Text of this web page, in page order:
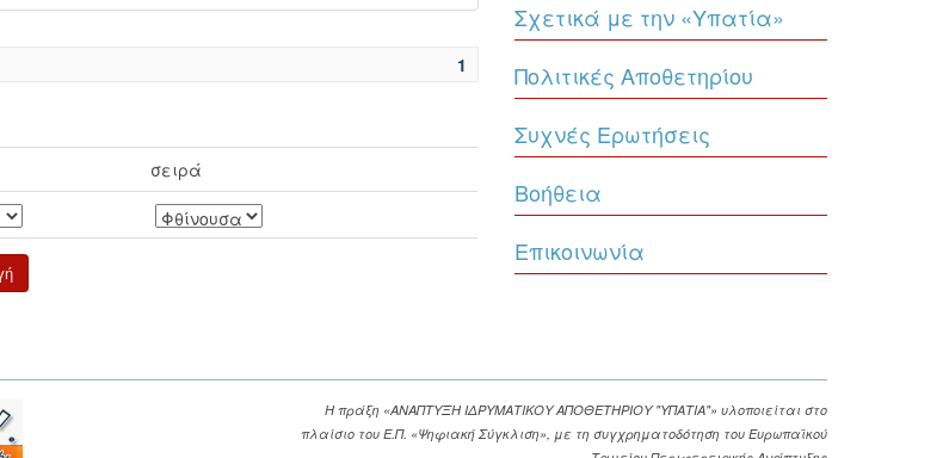
1
σειρά
Σχετικά με την «Υπατία»
Πολιτικές Αποθετηρίου
Συχνές Ερωτήσεις
Βοήθεια
Επικοινωνία
Η πράξη «ΑΝΑΠΤΥΞΗ ΙΔΡΥΜΑΤΙΚΟΥ ΑΠΟΘΕΤΗΡΙΟΥ "ΥΠΑΤΙΑ"» υλοποιείται στο
πλαίσιο του Ε.Π. «Ψηφιακή Σύγκλιση», με τη συγχρηματοδότηση του Ευρωπαϊκού